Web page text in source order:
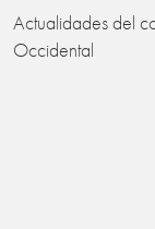
Actualidades del
Occidental